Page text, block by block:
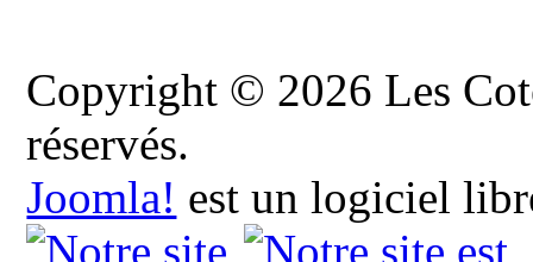
Copyright © 2026 Les
réservés.
Joomla! est un logiciel